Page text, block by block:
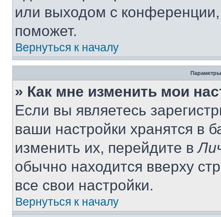
или выходом с
поможет.
Вернуться к началу
Параметры
» Как мне изменить мои
Если вы являетесь
ваши настройки хранятся в
изменить их, перейдите в
обычно находится вверху
все свои настройки.
Вернуться к началу